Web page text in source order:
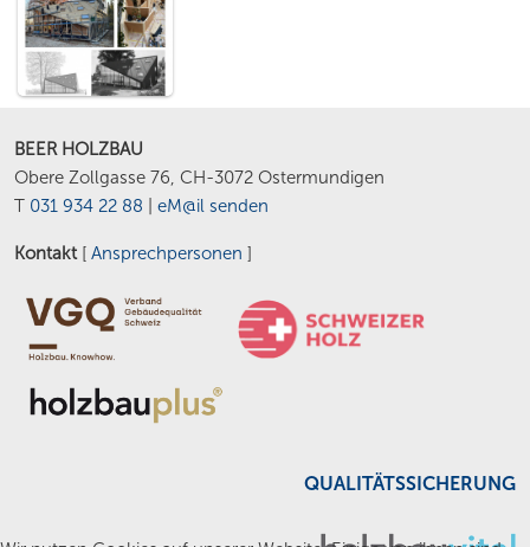
BEER HOLZBAU
Obere Zollgasse 76, CH-3072 Ostermundigen
T 031 934 22 88 eM@il senden
Kontakt [ Ansprechpersonen ]
QUALITÄTSSICHERUNG